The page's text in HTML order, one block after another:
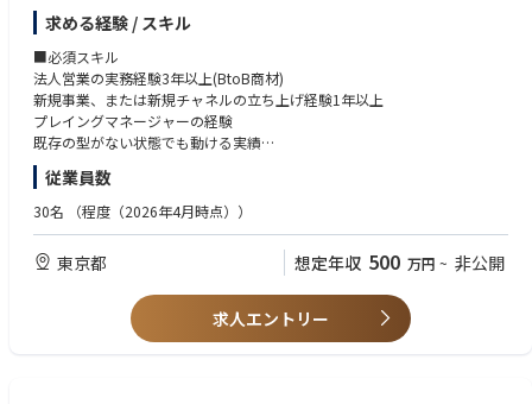
そこを担う「1人目」を探しています。新規事業の0→1にわくわくでき
る、営業のプロフェッショナルを迎え入れたいと考えています。
■卸/リテール領域
・大手リテーラーとの商談・契約推進、バイヤー折衝、販促企画の握り
・案件の進行管理、社内開発チームとリテーラー側のハブ役
■福利厚生領域
法人企業への新規営業、契約獲得
営業の型化、CSオペレーションの設計
スケール可能なオペレーション構築(社内開発チームと連携)
・営業活動の型化・再現性の構築
・入社後半年〜1年での、メンバー採用・育成
求める経験 / スキル
■必須スキル
法人営業の実務経験3年以上(BtoB商材)
新規事業、または新規チャネルの立ち上げ経験1年以上
プレイングマネージャーの経験
既存の型がない状態でも動ける実績
数字に対して、責任を持ってやりきる力
■歓迎スキル
HR Tech・福利厚生SaaS・法人向けサービスでの新規開拓経験
商品開発・在庫管理の感覚値
採用・チームビルディングの経験
スタートアップでの就業経験
食・健康・ウェルネス領域への関心
従業員数
30名 （程度（2026年4月時点））
東京都 想定年収 500 万円 ~ 非公開
求人エントリー